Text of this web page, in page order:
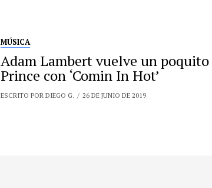
MÚSICA
Adam Lambert vuelve un poquito
Prince con ‘Comin In Hot’
ESCRITO POR DIEGO G. 26 DE JUNIO DE 2019